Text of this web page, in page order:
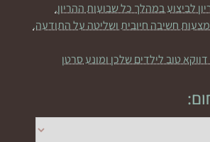
לביצוע במהלך כל שבועות ההריון.
חשיבה חיובית ושליטה על התודעה.
טוב לילדים שלכן ומונע סרטן